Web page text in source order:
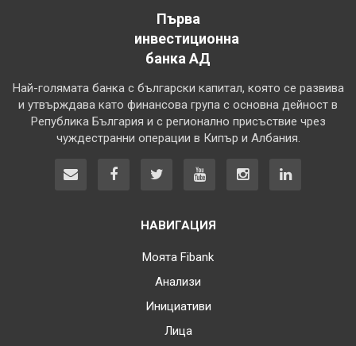
Първа
инвестиционна
банка АД
Най-голямата банка с български капитал, която се развива
и утвърждава като финансова група с основна дейност в
Република България и с регионално присъствие чрез
чуждестранни операции в Кипър и Албания.
НАВИГАЦИЯ
Моята Fibank
Анализи
Инициативи
Лица